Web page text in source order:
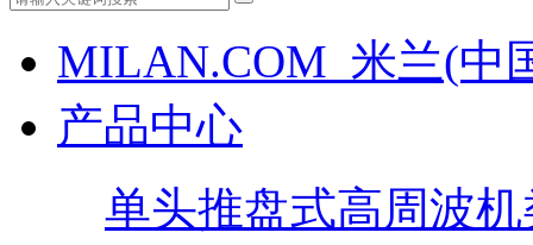
MILAN.COM_米兰(中
产品中心
单头推盘式高周波机